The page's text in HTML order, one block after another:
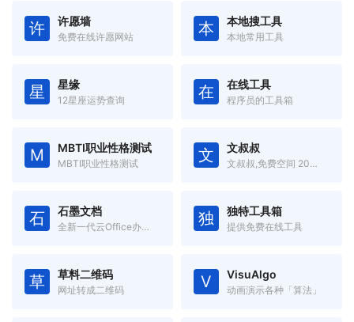
许 许愿墙
免费在线许愿网站 本 本地搜工具
本地常用工具
星 星缘
12星座运势查询 在 在线工具
程序员的工具箱
M MBTI职业性格测试
MBTI职业性格测试 文 文叔叔
文叔叔,免费空间 20GB,一款永不限速的云存储产品。传文件、收文件、网盘,还支持历史记录等高级功能。
石 石墨文档
全新一代云Office办公软件,支持多人在线协同办公 独 独特工具箱
提供免费在线工具
草 草料二维码
网址转成二维码 V VisuAlgo
动画演示各种「算法」